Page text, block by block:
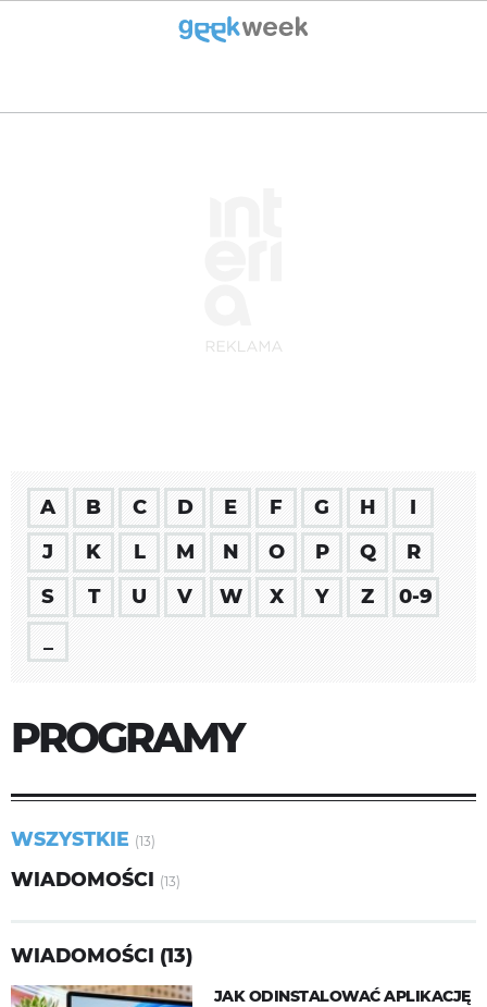
A B C D E F G H
I
J
K L M N O P Q
R
S
T U V W X Y Z
0-9
PROGRAMY
WSZYSTKIE (13)
WIADOMOŚCI (13)
WIADOMOŚCI (13)
JAK ODINSTALOWAĆ APLIKACJĘ